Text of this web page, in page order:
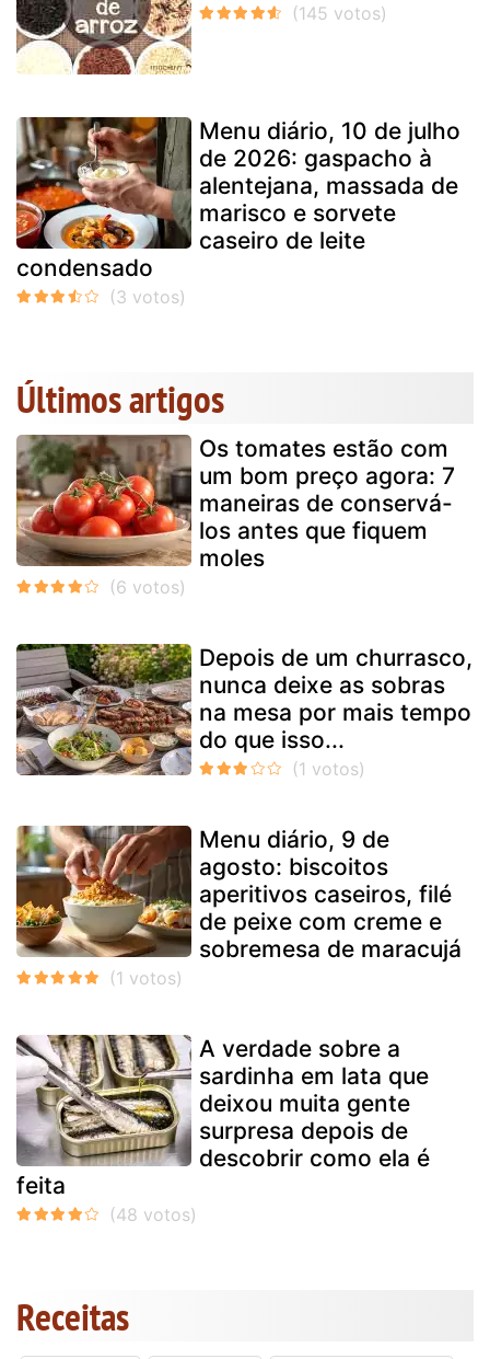
Menu diário, 10 de julho
de 2026: gaspacho à
alentejana, massada de
marisco e sorvete
caseiro de leite
condensado
Últimos artigos
Os tomates estão com
um bom preço agora: 7
maneiras de conservá-
los antes que fiquem
moles
Depois de um churrasco,
nunca deixe as sobras
na mesa por mais tempo
do que isso...
Menu diário, 9 de
agosto: biscoitos
aperitivos caseiros, filé
de peixe com creme e
sobremesa de maracujá
A verdade sobre a
sardinha em lata que
deixou muita gente
surpresa depois de
descobrir como ela é
feita
Receitas